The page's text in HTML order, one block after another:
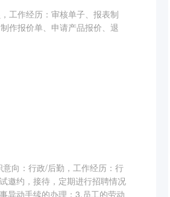
工作经历：审核单子、报表制
作报价单、申请产品报价、退
向：行政/后勤，工作经历：行
邀约，接待，定期进行招聘情况
异动手续的办理；3.员工的劳动